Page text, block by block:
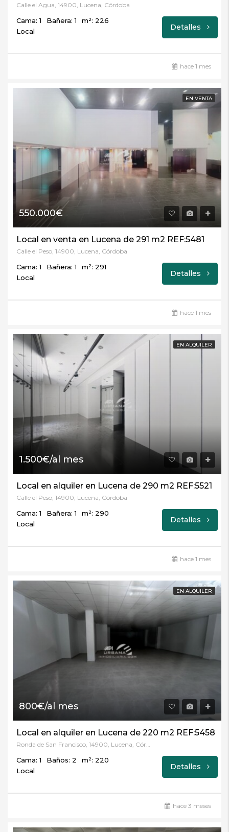
Calle el Agua, 14900, Lucena, Córdoba
Cama: 1 Bañera: 1
m²: 226
Local
Detalles
hace 1 mes
EN VENTA
550.000€
Local en venta en Lucena de 291 m2 REF:5481
Calle el Peso, 14900, Lucena, Córdoba
Cama: 1 Bañera: 1
m²: 291
Local
Detalles
hace 1 mes
EN ALQUILER
1.500€/al mes
Local en alquiler en Lucena de 290 m2 REF:5521
Calle el Peso, 14900, Lucena, Córdoba
Cama: 1 Bañera: 1
m²: 290
Local
Detalles
hace 1 mes
EN ALQUILER
800€/al mes
Local en alquiler en Lucena de 220 m2 REF:5458
Cama: 1 Baños: 2
m²: 220
Local
Detalles
hace 3 meses